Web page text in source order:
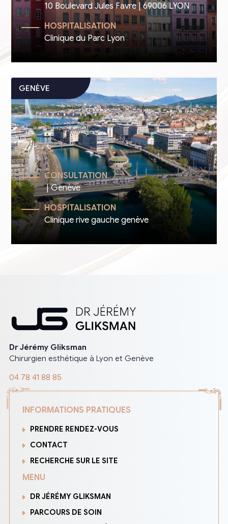
10 Boulevard Jules Favre | 69006 LYON
HOSPITALISATION
Clinique du Parc Lyon
CONSULTATION
| Genève
HOSPITALISATION
Clinique rive gauche genève
Dr Jérémy Gliksman
Chirurgien esthétique à Lyon et Genève
04 78 41 88 85
INFORMATIONS PRATIQUES
PRENDRE RENDEZ-VOUS
CONTACT
RECHERCHE SUR LE SITE
MENU
DR JÉRÉMY GLIKSMAN
PARCOURS DE SOIN